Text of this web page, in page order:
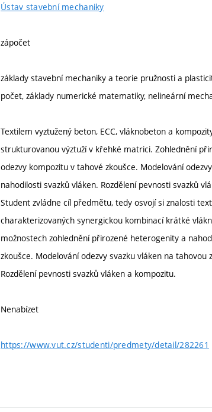
Ústav stavební mechaniky
zápočet
základy stavební mechaniky a teorie pružnosti a
počet, základy numerické matematiky, nelineární
Textilem vyztužený beton, ECC, vláknobeton a
strukturovanou výztuží v křehké matrici. Zohlednění
odezvy kompozitu v tahové zkoušce. Modelování
nahodilosti svazků vláken. Rozdělení pevnosti svazků
Student zvládne cíl předmětu, tedy osvojí si znalosti
charakterizovaných synergickou kombinací krátké
možnostech zohlednění přirozené heterogenity a
zkoušce. Modelování odezvy svazku vláken na
Rozdělení pevnosti svazků vláken a kompozitu.
Nenabízet
https://www.vut.cz/studenti/predmety/detail/282261